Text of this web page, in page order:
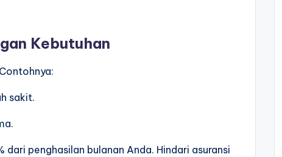
Kebutuhan
sakit.
penghasilan bulanan Anda. Hindari asuransi